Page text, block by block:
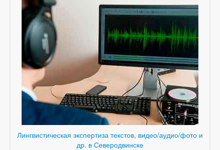
Лингвистическая экспертиза текстов, видео/аудио/фото и
др. в Северодвинске